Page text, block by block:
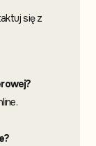
się z